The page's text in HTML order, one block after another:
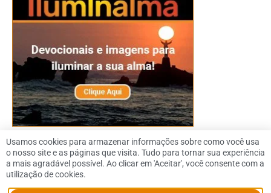
© 2026 Dennis Downing |
Contato
Usamos cookies para armazenar informações sobre como você usa
o nosso site e as páginas que visita. Tudo para tornar sua experiência
a mais agradável possível. Ao clicar em 'Aceitar', você consente com a
utilização de cookies.